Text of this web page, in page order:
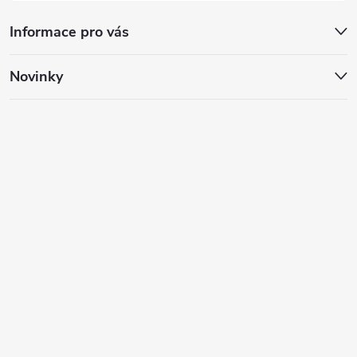
Informace pro vás
Novinky